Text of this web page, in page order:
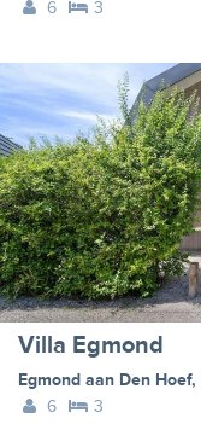
6 3
Villa Egmond
Egmond aan Den Hoef,
6
3